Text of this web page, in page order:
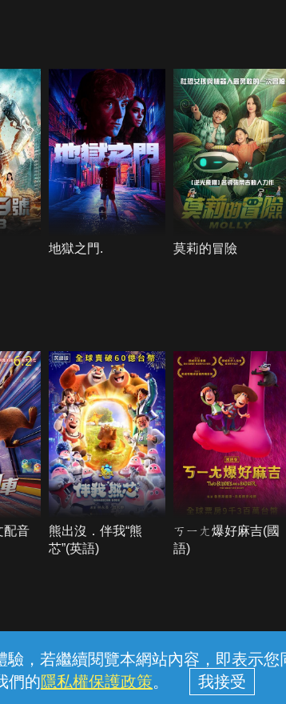
，若繼續閱覽本網站內容，即表示
們的隱私權保護政策。
地獄之門. 莫莉的冒險
6.2
配音
熊出沒．伴我“熊
芯”(英語)
ㄎㄧㄤ爆好麻吉(國
語)
客服 服務條款 隱私權保護
家庭分公司 (統一編號：96979949) © 2026